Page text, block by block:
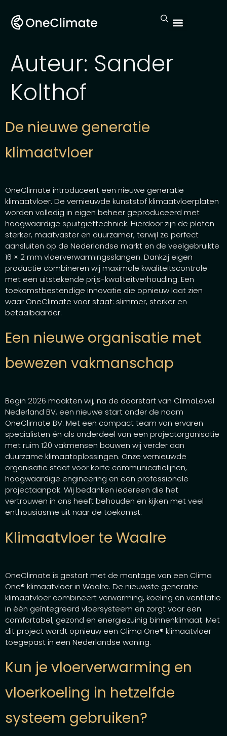
Auteur: Sander
Kolthof
De nieuwe generatie
klimaatvloer
OneClimate introduceert een nieuwe generatie
klimaatvloer. De vernieuwde kunststof klimaatvloerplaten
worden volledig in eigen beheer geproduceerd met
hoogwaardige spuitgiettechniek. Hierdoor zijn de platen
sterker, maatvaster en duurzamer, terwijl ze perfect
aansluiten op de Nederlandse markt en de veelgebruikte
16 × 2 mm vloerverwarmingsslangen. Dankzij eigen
productie combineren wij maximale kwaliteitscontrole
met een uitstekende prijs-kwaliteitverhouding. Een
toekomstbestendige innovatie die opnieuw laat zien
waar OneClimate voor staat: slimmer, sterker en
betaalbaarder.
Een nieuwe organisatie met
bewezen vakmanschap
Begin 2026 maakten wij, na de doorstart van ClimaLevel
Nederland BV, een nieuwe start onder de naam
OneClimate BV. Met een compact team van ervaren
specialisten én als onderdeel van een projectorganisatie
met ruim 120 vakmensen bouwen wij verder aan
duurzame klimaatoplossingen. Onze vernieuwde
organisatie staat voor korte communicatielijnen,
hoogwaardige engineering en een professionele
projectaanpak. Wij bedanken iedereen die het
vertrouwen in ons heeft behouden en kijken met veel
enthousiasme uit naar de toekomst.
Klimaatvloer te Waalre
OneClimate is gestart met de montage van een Clima
One® klimaatvloer in Waalre. De nieuwste generatie
klimaatvloer combineert verwarming, koeling en ventilatie
in één geïntegreerd vloersysteem en zorgt voor een
comfortabel, gezond en energiezuinig binnenklimaat. Met
dit project wordt opnieuw een Clima One® klimaatvloer
toegepast in een Nederlandse woning.
Kun je vloerverwarming en
vloerkoeling in hetzelfde
systeem gebruiken?